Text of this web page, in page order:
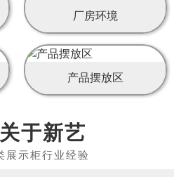
厂房环境
产品摆放区
关于新艺